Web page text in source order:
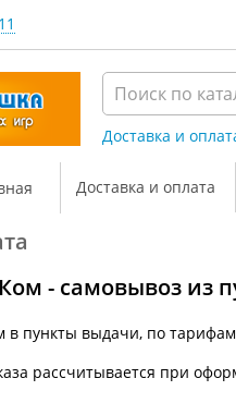
Доставка и
Доставка и оплата
- самовывоз из
пункты выдачи, по
рассчитывается при